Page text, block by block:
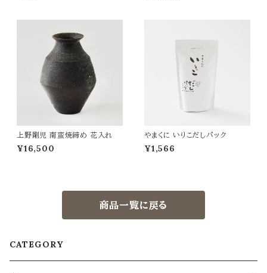
上野剛児 南蛮焼締め 花入れ
¥16,500
やまくに いりこだしパック
¥1,566
商品一覧に戻る
CATEGORY